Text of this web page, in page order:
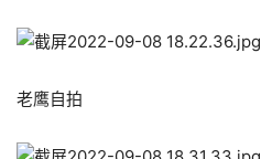
老鹰自拍